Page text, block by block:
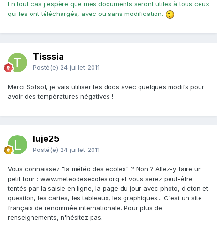
En tout cas j'espère que mes documents seront utiles à tous ceux
qui les ont téléchargés, avec ou sans modification.
Tisssia
Posté(e) 24 juillet 2011
Merci Sofsof, je vais utiliser tes docs avec quelques modifs pour
avoir des températures négatives !
luje25
Posté(e) 24 juillet 2011
Vous connaissez "la météo des écoles" ? Non ? Allez-y faire un
petit tour : www.meteodesecoles.org et vous serez peut-être
tentés par la saisie en ligne, la page du jour avec photo, dicton et
question, les cartes, les tableaux, les graphiques... C'est un site
français de renommée internationale. Pour plus de
renseignements, n'hésitez pas.